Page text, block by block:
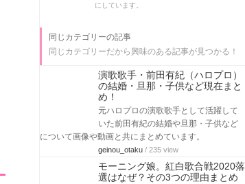
にしています。
同じカテゴリーの記事
同じカテゴリーだから興味のある記事が見つかる！
演歌歌手・前田有紀（ハロプロ）
の結婚・旦那・子供など現在まと
め！
元ハロプロの演歌歌手として活躍して
いた前田有紀の結婚や旦那・子供など
について画像や動画と共にまとめています。
geinou_otaku / 235 view
モーニング娘。紅白歌合戦2020落
選はなぜ？その3つの理由まとめ